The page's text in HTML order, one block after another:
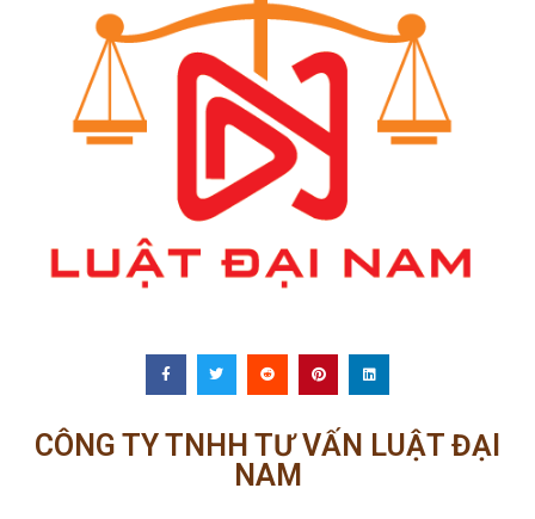
CÔNG TY TNHH TƯ VẤN LUẬT ĐẠI
NAM